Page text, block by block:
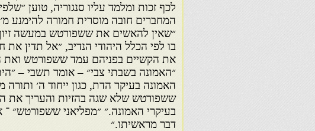
לכף זכות ומלמד עליו סנגוריה, טוען
המחברים חובה מוסרית חמורה להימנע
״שאין להאשים את ששפורטש במעשה
בו לפי הכלל היהודי הנדיב, ״אל תדין
את הקשיים בפניהם עמד ששפורטש ואת
״האמונה בשבתי צבי״ – אומר תשבי –
האמונה בעיקר הדת, כגון ייחוד ה׳
ששפורטש שלא שגה בהזיות והעריך את
בעיקרי האמונה.״ ״מפליאני ששפורטש״
דבר מראשיתו.״